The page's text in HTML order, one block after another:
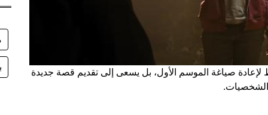
لإعادة صياغة الموسم الأول، بل يسعى إلى تقديم قصة جديدة
الشخصيات.